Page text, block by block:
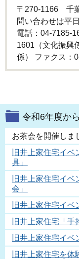
〒270-1166 千
問い合わせは平
電話：04-7185-
1601（文化振興
係） ファクス：
令和6年度か
お茶会を開催しま
旧井上家住宅イ
具」
旧井上家住宅イ
会」
旧井上家住宅イ
旧井上家住宅「手
旧井上家住宅イベ
旧井上家住宅を体